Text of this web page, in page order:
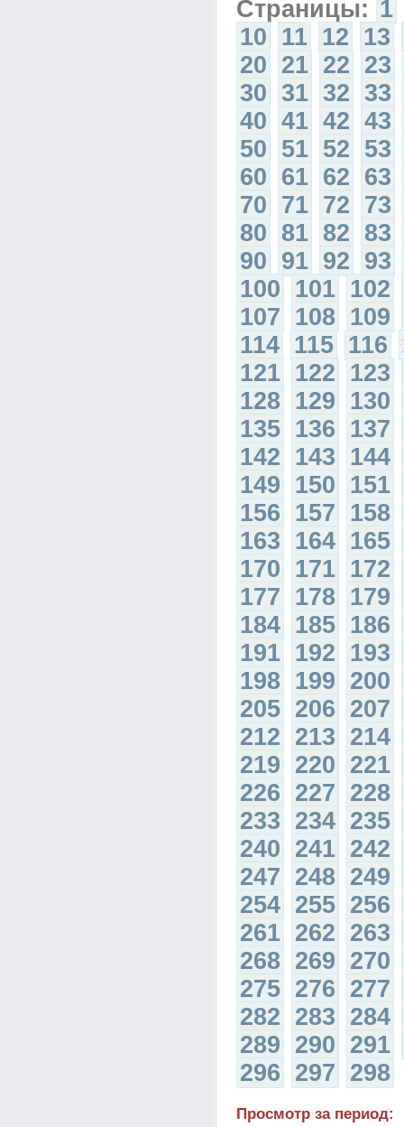
Страницы: 1
10 11 12 13
20 21 22 23
30 31 32 33
40 41 42 43
50 51 52 53
60 61 62 63
70 71 72 73
80 81 82 83
90 91 92 93
100 101 102
107 108 109
114 115 116
121 122 123
128 129 130
135 136 137
142 143 144
149 150 151
156 157 158
163 164 165
170 171 172
177 178 179
184 185 186
191 192 193
198 199 200
205 206 207
212 213 214
219 220 221
226 227 228
233 234 235
240 241 242
247 248 249
254 255 256
261 262 263
268 269 270
275 276 277
282 283 284
289 290 291
296 297 298
Просмотр за период: